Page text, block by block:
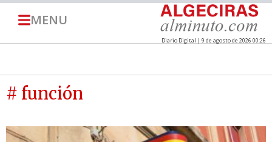
MENU
Diario Digital | 9 de agosto de 2026 00:26
# función